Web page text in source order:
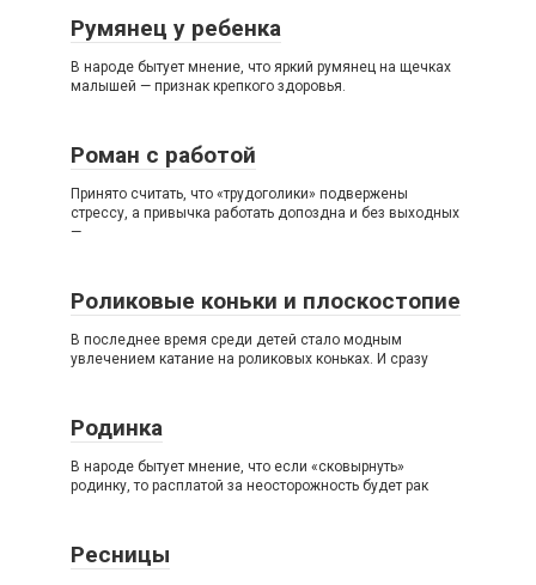
Румянец у ребенка
В народе бытует мнение, что яркий румянец на щечках
малышей — признак крепкого здоровья.
Роман с работой
Принято считать, что «трудоголики» подвержены
стрессу, а привычка работать допоздна и без выходных
—
Роликовые коньки и плоскостопие
В последнее время среди детей стало модным
увлечением катание на роликовых коньках. И сразу
Родинка
В народе бытует мнение, что если «сковырнуть»
родинку, то расплатой за неосторожность будет рак
Ресницы